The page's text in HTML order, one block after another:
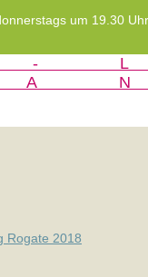
um 19.30 Uhr
Rogate 2018